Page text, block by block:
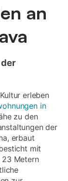
an
erleben
in
zu den
der
erbaut
mit
Metern